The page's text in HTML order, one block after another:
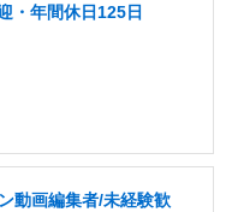
・年間休日125日
動画編集者/未経験歓